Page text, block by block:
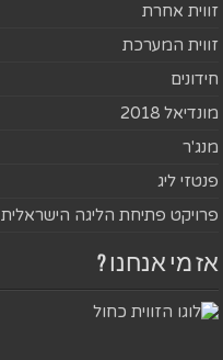
זווית אחרת
זווית המערכת
חידונים
מונדיאל 2018
מנג'ר
פנטזי ליג
פרויקט פתיחת הליגה הישראלית
אז מי אנחנו ?